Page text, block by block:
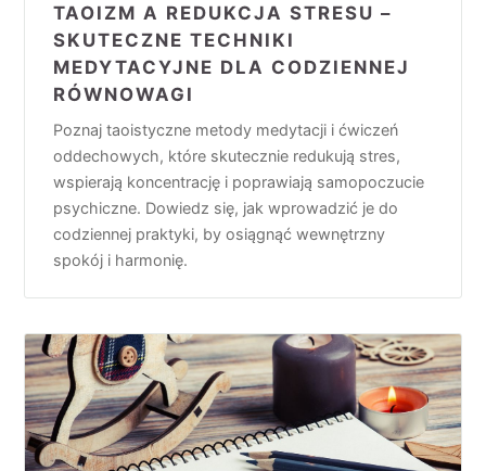
TAOIZM A REDUKCJA STRESU –
SKUTECZNE TECHNIKI
MEDYTACYJNE DLA CODZIENNEJ
RÓWNOWAGI
Poznaj taoistyczne metody medytacji i ćwiczeń
oddechowych, które skutecznie redukują stres,
wspierają koncentrację i poprawiają samopoczucie
psychiczne. Dowiedz się, jak wprowadzić je do
codziennej praktyki, by osiągnąć wewnętrzny
spokój i harmonię.